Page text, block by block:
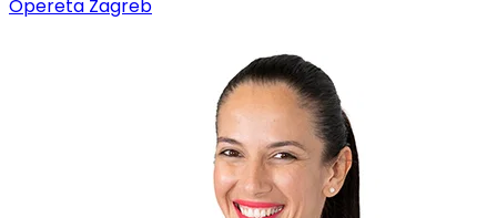
Opereta Zagreb